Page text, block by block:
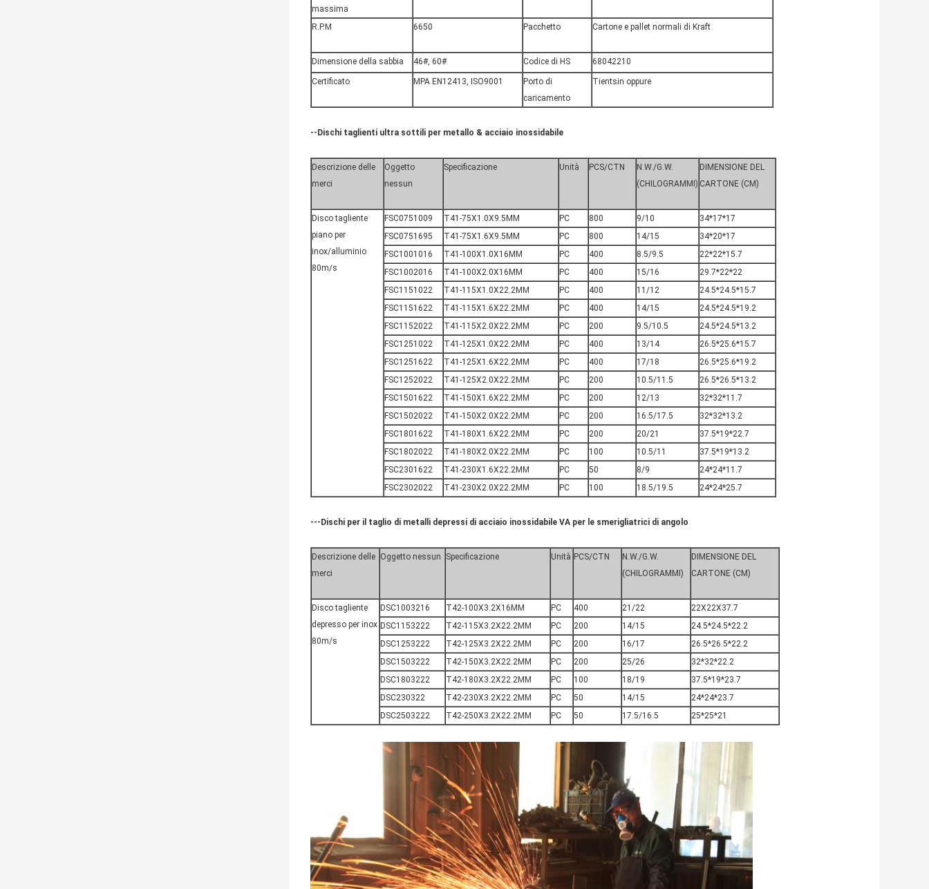
massima
R.P.M 6650 Pacchetto Cartone e pallet normali di Kraft
Dimensione della sabbia 46#, 60# Codice di HS 68042210
Certificato MPA EN12413, ISO9001
Porto di
caricamento
Tientsin oppure
--Dischi taglienti ultra sottili per metallo & acciaio inossidabile
Descrizione delle
merci
Oggetto
nessun
Specificazione Unità PCS/CTN
N.W./G.W.
(CHILOGRAMMI)
DIMENSIONE DEL
CARTONE (CM)
Disco tagliente
piano per
inox/alluminio
80m/s
FSC0751009 T41-75X1.0X9.5MM PC 800 9/10
34*17*17
FSC0751695
T41-75X1.6X9.5MM PC 800 14/15
34*20*17
FSC1001016
T41-100X1.0X16MM PC 400 8.5/9.5
22*22*15.7
FSC1002016
T41-100X2.0X16MM PC 400 15/16
29.7*22*22
FSC1151022
T41-115X1.0X22.2MM PC 400 11/12
24.5*24.5*15.7
FSC1151622
T41-115X1.6X22.2MM PC 400 14/15
24.5*24.5*19.2
FSC1152022
T41-115X2.0X22.2MM PC 200 9.5/10.5
24.5*24.5*13.2
FSC1251022
T41-125X1.0X22.2MM PC 400 13/14
26.5*25.6*15.7
FSC1251622
T41-125X1.6X22.2MM PC 400 17/18
26.5*25.6*19.2
FSC1252022
T41-125X2.0X22.2MM PC 200 10.5/11.5
26.5*26.5*13.2
FSC1501622
T41-150X1.6X22.2MM PC 200 12/13
32*32*11.7
FSC1502022
T41-150X2.0X22.2MM PC 200 16.5/17.5
32*32*13.2
FSC1801622
T41-180X1.6X22.2MM PC 200 20/21
37.5*19*22.7
FSC1802022
T41-180X2.0X22.2MM PC 100 10.5/11
37.5*19*13.2
FSC2301622
T41-230X1.6X22.2MM PC 50 8/9
24*24*11.7
FSC2302022
T41-230X2.0X22.2MM PC 100 18.5/19.5 24*24*25.7
---Dischi per il taglio di metalli depressi di acciaio inossidabile VA per le smerigliatrici di angolo
Descrizione delle
merci
Oggetto nessun Specificazione Unità PCS/CTN
N.W./G.W.
(CHILOGRAMMI)
DIMENSIONE DEL
CARTONE (CM)
Disco tagliente
depresso per inox
80m/s
DSC1003216 T42-100X3.2X16MM PC 400 21/22
22X22X37.7
DSC1153222
T42-115X3.2X22.2MM PC 200 14/15
24.5*24.5*22.2
DSC1253222
T42-125X3.2X22.2MM PC 200 16/17
26.5*26.5*22.2
DSC1503222
T42-150X3.2X22.2MM PC 200 25/26
32*32*22.2
DSC1803222
T42-180X3.2X22.2MM PC 100 18/19
37.5*19*23.7
DSC230322
T42-230X3.2X22.2MM PC 50 14/15
24*24*23.7
DSC2503222
T42-250X3.2X22.2MM PC 50 17.5/16.5 25*25*21